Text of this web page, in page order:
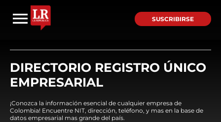
SUSCRIBIRSE
DIRECTORIO REGISTRO ÚNICO
EMPRESARIAL
¡Conozca la información esencial de cualquier empresa de
Colombia! Encuentre NIT, dirección, teléfono, y mas en la base de
datos empresarial mas grande del país.